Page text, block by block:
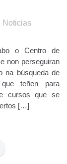
Noticias
o Centro de
non perseguiran
na búsqueda de
teñen para
cursos que se
[…]